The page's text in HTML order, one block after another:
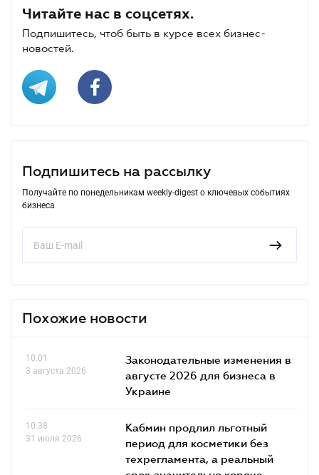
Читайте нас в соцсетях.
Подпишитесь, чтоб быть в курсе всех бизнес-
новостей.
Подпишитесь на рассылку
Получайте по понедельникам weekly-digest о ключевых событиях
бизнеса
Похожие новости
10.01
3 августа 2026
Законодательные изменения в
августе 2026 для бизнеса в
Украине
10.38
31 июля 2026
Кабмин продлил льготный
период для косметики без
техрегламента, а реальный